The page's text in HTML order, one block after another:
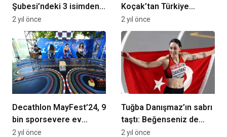
Şubesi’ndeki 3 isimden
olimpiyat kotası!
2 yıl önce
Koçak’tan Türkiye
rekoru!
2 yıl önce
Decathlon MayFest’24, 9
bin sporsevere ev
sahipliği yaptı
2 yıl önce
Tuğba Danışmaz’ın sabrı
taştı: Beğenseniz de
beğenmeseniz de ben
2 yıl önce